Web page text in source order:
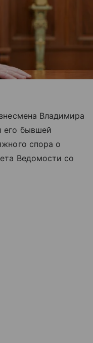
Владимира
его бывшей
спора о
Ведомости со